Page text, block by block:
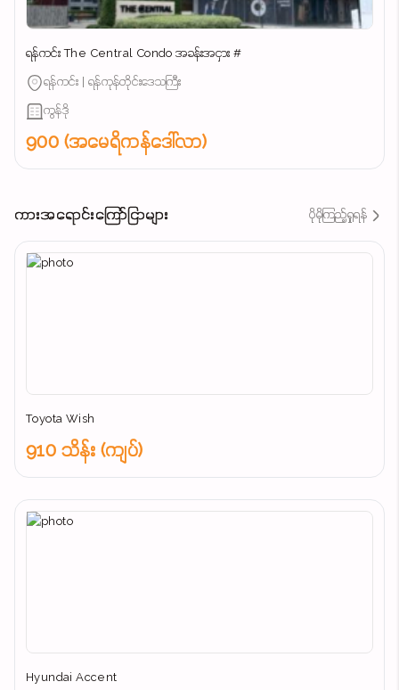
ရန်ကင်း The Central Condo အခန်းအငှား #
ရန်ကင်း | ရန်ကုန်တိုင်းဒေသကြီး
ကွန်ဒို
900 (အမေရိကန်ဒေါ်လာ)
ကားအရောင်းကြော်ငြာများ ပိုမိုကြည့်ရှုရန်
Toyota Wish
910 သိန်း (ကျပ်)
Hyundai Accent